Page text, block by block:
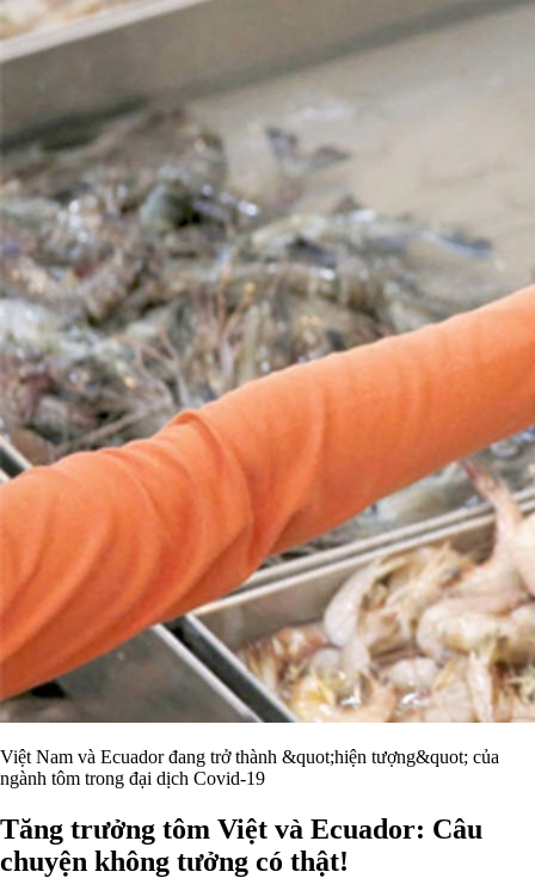
Việt Nam và Ecuador đang trở thành &quot;hiện tượng&quot; của
ngành tôm trong đại dịch Covid-19
Tăng trưởng tôm Việt và Ecuador: Câu
chuyện không tưởng có thật!